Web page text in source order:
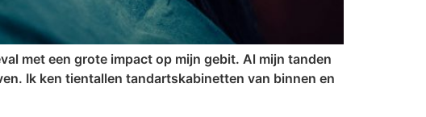
met een grote impact op mijn gebit. Al mijn tanden
Ik ken tientallen tandartskabinetten van binnen en